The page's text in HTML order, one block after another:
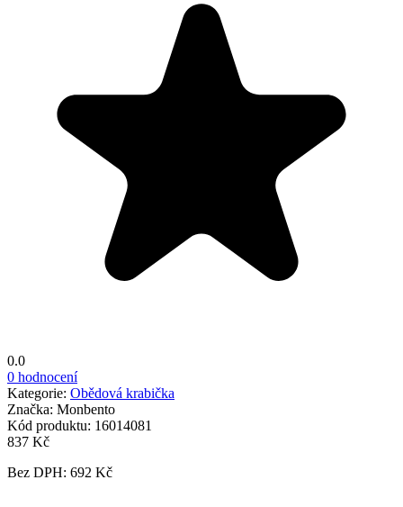
0.0
0 hodnocení
Kategorie: Obědová krabička
Značka: Monbento
Kód produktu: 16014081
837 Kč
Bez DPH: 692 Kč